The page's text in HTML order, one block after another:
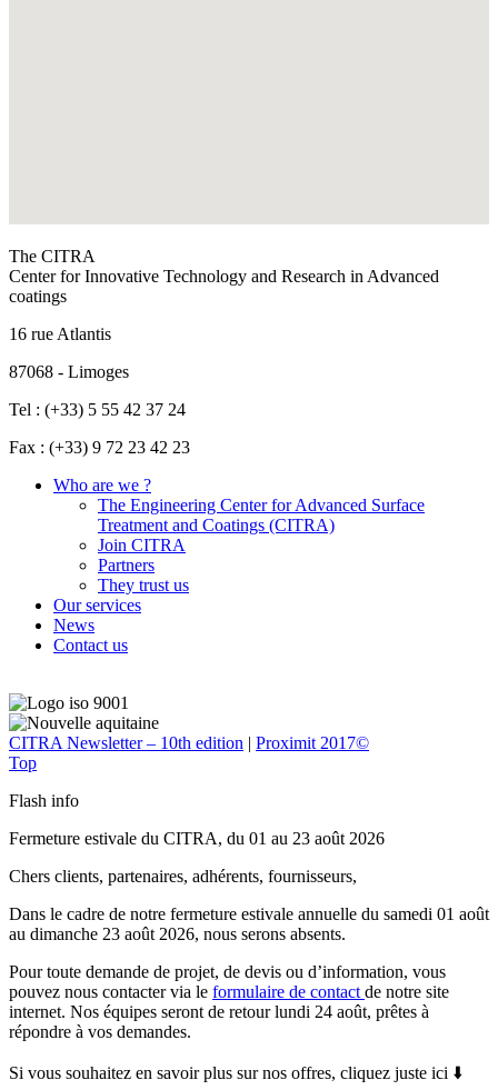
The CITRA
Center for Innovative Technology and Research in Advanced
coatings
16 rue Atlantis
87068 - Limoges
Tel : (+33) 5 55 42 37 24
Fax : (+33) 9 72 23 42 23
Who are we ?
The Engineering Center for Advanced Surface
Treatment and Coatings (CITRA)
Join CITRA
Partners
They trust us
Our services
News
Contact us
CITRA Newsletter – 10th edition | Proximit 2017©
Top
Flash info
Fermeture estivale du CITRA, du 01 au 23 août 2026
Chers clients, partenaires, adhérents, fournisseurs,
Dans le cadre de notre fermeture estivale annuelle du samedi 01 août
au dimanche 23 août 2026, nous serons absents.
Pour toute demande de projet, de devis ou d’information, vous
pouvez nous contacter via le formulaire de contact de notre site
internet. Nos équipes seront de retour lundi 24 août, prêtes à
répondre à vos demandes.
Si vous souhaitez en savoir plus sur nos offres, cliquez juste ici ⬇️